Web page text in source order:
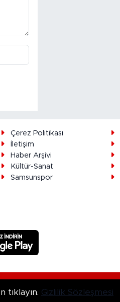
Çerez Politikası
İletişim
Haber Arşivi
Kültür-Sanat
Samsunspor
tıklayın. Gizlilik Sözleşmesi